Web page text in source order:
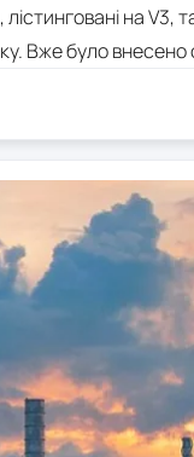
на
Вже було